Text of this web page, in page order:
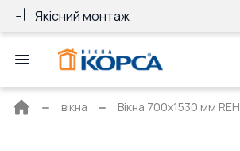
Якісний монтаж
Головна
вікна Вікна 700x1530 мм